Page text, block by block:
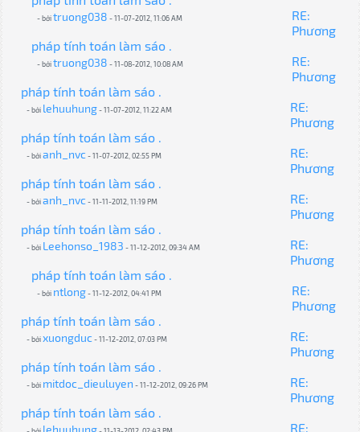
- bởitruong038 - 11-07-2012, 11:06 AM
RE:
Phương
pháp tính toán làm sáo .
- bởitruong038 - 11-08-2012, 10:08 AM
RE:
Phương
pháp tính toán làm sáo .
- bởi lehuuhung- 11-07-2012, 11:22 AM
RE:
Phương
pháp tính toán làm sáo .
- bởianh_nvc- 11-07-2012, 02:55 PM
RE:
Phương
pháp tính toán làm sáo .
- bởianh_nvc- 11-11-2012, 11:19 PM
RE:
Phương
pháp tính toán làm sáo .
- bởi Leehonso_1983 - 11-12-2012, 09:34 AM
RE:
Phương
pháp tính toán làm sáo .
- bởi ntlong- 11-12-2012, 04:41 PM
RE:
Phương
pháp tính toán làm sáo .
- bởixuongduc- 11-12-2012, 07:03 PM
RE:
Phương
pháp tính toán làm sáo .
- bởi mitdoc_dieuluyen - 11-12-2012, 09:26 PM
RE:
Phương
pháp tính toán làm sáo .
RE: